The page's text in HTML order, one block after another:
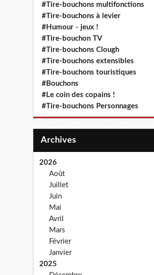
#Tire-bouchons multifonctions
#Tire-bouchons à levier
#Humour - jeux !
#Tire-bouchon TV
#Tire-bouchons Clough
#Tire-bouchons extensibles
#Tire-bouchons touristiques
#Bouchons
#Le coin des copains !
#Tire-bouchons Personnages
Archives
2026
Août
Juillet
Juin
Mai
Avril
Mars
Février
Janvier
2025